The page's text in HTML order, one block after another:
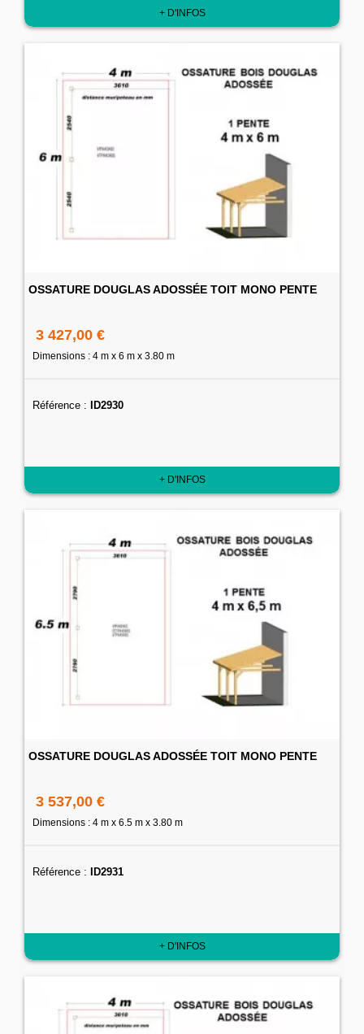
+ D'INFOS
OSSATURE DOUGLAS ADOSSÉE TOIT MONO PENTE
3 427,00 €
Dimensions : 4 m x 6 m x 3.80 m
Référence : ID2930
+ D'INFOS
OSSATURE DOUGLAS ADOSSÉE TOIT MONO PENTE
3 537,00 €
Dimensions : 4 m x 6.5 m x 3.80 m
Référence : ID2931
+ D'INFOS